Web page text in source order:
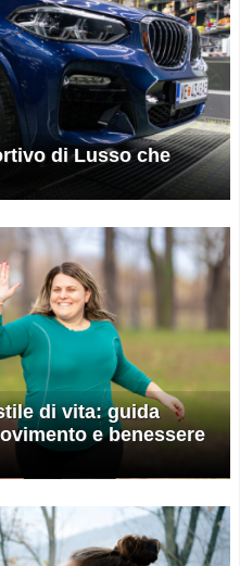
di Lusso che
di vita: guida
e benessere